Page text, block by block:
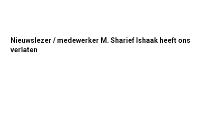
Nieuwslezer / medewerker M. Sharief Ishaak heeft ons
verlaten